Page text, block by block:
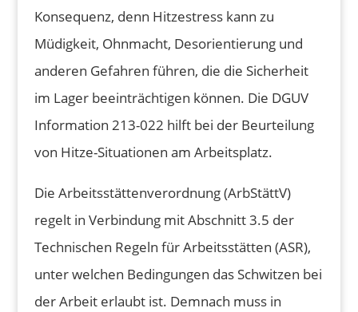
Konsequenz, denn Hitzestress kann zu
Müdigkeit, Ohnmacht, Desorientierung und
anderen Gefahren führen, die die Sicherheit
im Lager beeinträchtigen können. Die DGUV
Information 213-022 hilft bei der Beurteilung
von Hitze-Situationen am Arbeitsplatz.
Die Arbeitsstättenverordnung (ArbStättV)
regelt in Verbindung mit Abschnitt 3.5 der
Technischen Regeln für Arbeitsstätten (ASR),
unter welchen Bedingungen das Schwitzen bei
der Arbeit erlaubt ist. Demnach muss in